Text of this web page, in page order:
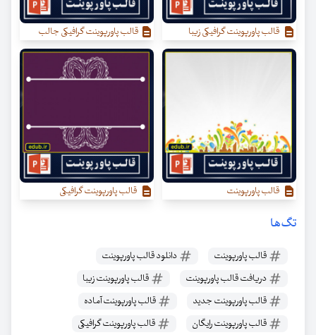
قالب پاورپوینت گرافیکی زیبا قالب پاورپوینت گرافیکی جالب
قالب پاورپوینت قالب پاورپوینت گرافیکی
تگ‌ها
قالب پاورپوینت
دانلود قالب پاورپوینت
دریافت قالب پاورپوینت
قالب پاورپوینت زیبا
قالب پاورپوینت جدید
قالب پاورپوینت آماده
قالب پاورپوینت رایگان
قالب پاورپوینت گرافیکی